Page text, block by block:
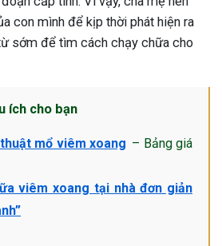
con mình để kịp thời phát hiện ra
sớm để tìm cách chạy chữa cho
ích cho bạn
mổ viêm xoang – Bảng giá
viêm xoang tại nhà đơn giản